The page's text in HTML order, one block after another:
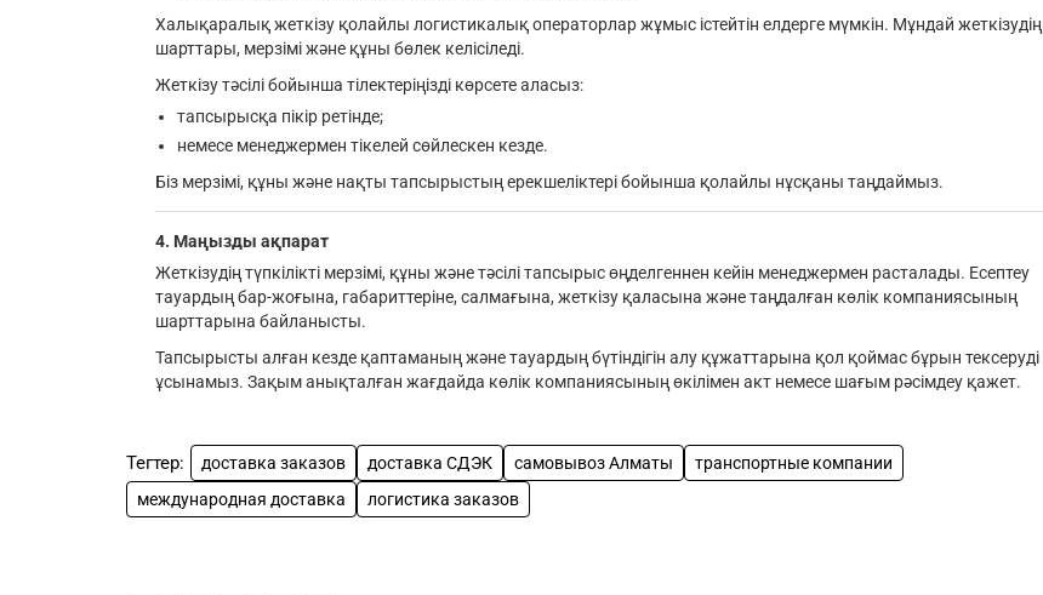
Халықаралық жеткізу қолайлы логистикалық операторлар жұмыс істейтін елдерге мүмкін. Мұндай жеткізудің
шарттары, мерзімі және құны бөлек келісіледі.
Жеткізу тәсілі бойынша тілектеріңізді көрсете аласыз:
тапсырысқа пікір ретінде;
немесе менеджермен тікелей сөйлескен кезде.
Біз мерзімі, құны және нақты тапсырыстың ерекшеліктері бойынша қолайлы нұсқаны таңдаймыз.
4. Маңызды ақпарат
Жеткізудің түпкілікті мерзімі, құны және тәсілі тапсырыс өңделгеннен кейін менеджермен расталады. Есептеу
тауардың бар-жоғына, габариттеріне, салмағына, жеткізу қаласына және таңдалған көлік компаниясының
шарттарына байланысты.
Тапсырысты алған кезде қаптаманың және тауардың бүтіндігін алу құжаттарына қол қоймас бұрын тексеруді
ұсынамыз. Зақым анықталған жағдайда көлік компаниясының өкілімен акт немесе шағым рәсімдеу қажет.
Тегтер: доставка заказов доставка СДЭК самовывоз Алматы
транспортные компании
международная доставка
логистика заказов